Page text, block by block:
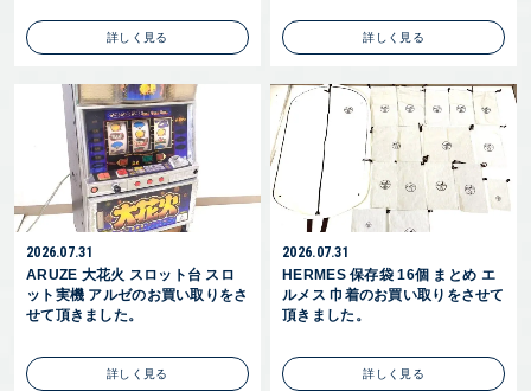
詳しく見る 詳しく見る
2026.07.31
ARUZE 大花火 スロット台 スロ
ット実機 アルゼのお買い取りをさ
せて頂きました。
詳しく見る
2026.07.31
HERMES 保存袋 16個 まとめ エ
ルメス 巾着のお買い取りをさせて
頂きました。
詳しく見る